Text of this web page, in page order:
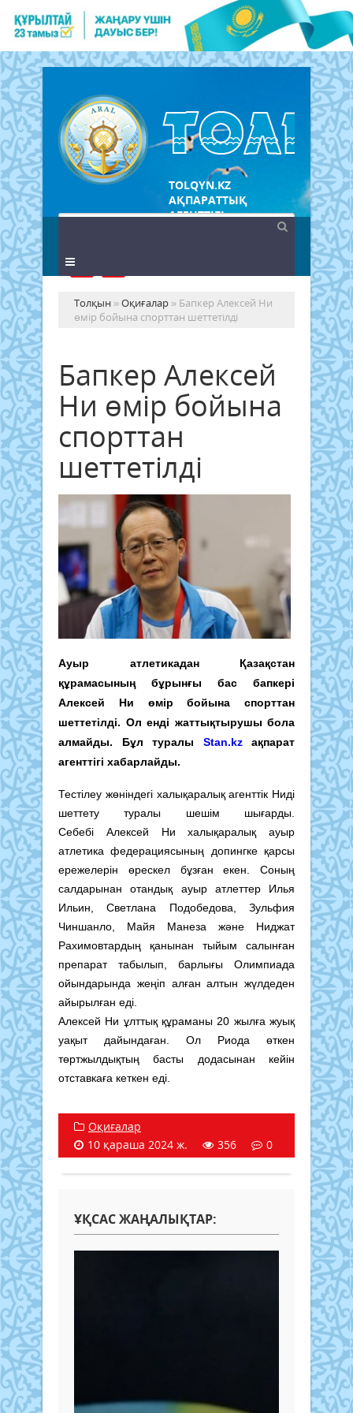
TOLQYN.KZ
АҚПАРАТТЫҚ
АГЕНТТІГІ
Толқын »Оқиғалар » Бапкер Алексей Ни
өмір бойына спорттан шеттетілді
Бапкер Алексей
Ни өмір бойына
спорттан
шеттетілді
Ауыр атлетикадан Қазақстан
құрамасының бұрынғы бас бапкері
Алексей Ни өмір бойына спорттан
шеттетілді. Ол енді жаттықтырушы бола
алмайды. Бұл туралы Stan.kz ақпарат
агенттігі хабарлайды.
Тестілеу жөніндегі халықаралық агенттік Ниді
шеттету туралы шешім шығарды.
Себебі Алексей Ни халықаралық ауыр
атлетика федерациясының допингке қарсы
ережелерін өрескел бұзған екен. Соның
салдарынан отандық ауыр атлеттер Илья
Ильин, Светлана Подобедова, Зульфия
Чиншанло, Майя Манеза және Ниджат
Рахимовтардың қанынан тыйым салынған
препарат табылып, барлығы Олимпиада
ойындарында жеңіп алған алтын жүлдеден
айырылған еді.
Алексей Ни ұлттық құраманы 20 жылға жуық
уақыт дайындаған. Ол Риода өткен
төртжылдықтың басты додасынан кейін
отставкаға кеткен еді.
Оқиғалар
10 қараша 2024 ж.
356 0
ҰҚСАС ЖАҢАЛЫҚТАР: